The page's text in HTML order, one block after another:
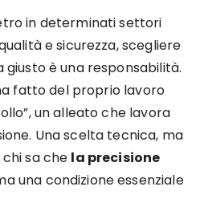
in determinati settori
e sicurezza, scegliere
è una responsabilità.
fatto del proprio lavoro
un alleato che lavora
Una scelta tecnica, ma
sa che la precisione
una condizione essenziale